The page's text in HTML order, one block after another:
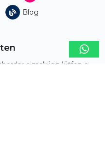
Blog
olmak için lütfen e-